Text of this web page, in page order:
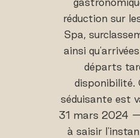
réduction sur
Spa,
ainsi
départs
séduisante est
31 mars 2024
à saisir